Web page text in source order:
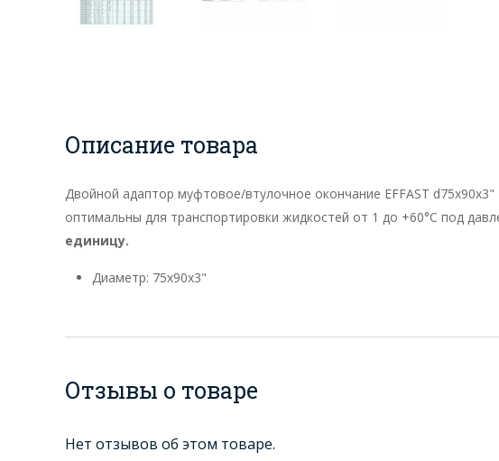
Описание товара
Двойной адаптор муфтовое/втулочное окончание EFFAST
оптимальны для транспортировки жидкостей от 1 до +60°C под
единицу.
Диаметр: 75x90x3"
Отзывы о товаре
Нет отзывов об этом товаре.